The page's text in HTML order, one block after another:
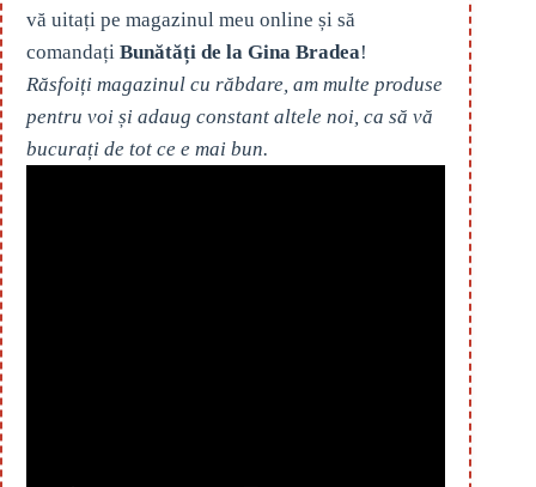
vă uitați pe magazinul meu online și să
comandați Bunătăți de la Gina Bradea!
Răsfoiți magazinul cu răbdare, am multe produse
pentru voi și adaug constant altele noi, ca să vă
bucurați de tot ce e mai bun.